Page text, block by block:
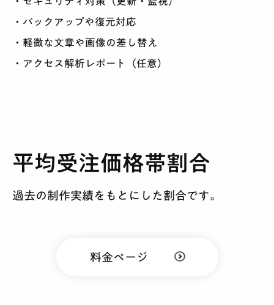
バックアップや復元対応
軽微な文章や画像の差し替え
アクセス解析レポート（任意）
平均受注価格帯割合
過去の制作実績をもとにした割合です。
料金ページ